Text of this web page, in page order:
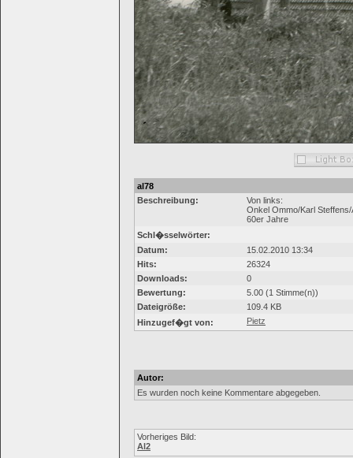
al78
Beschreibung:
Von links:
Onkel Ommo/Karl
60er Jahre
Schl�sselwörter:
Datum:
15.02.2010 13:34
Hits:
26324
Downloads:
0
Bewertung:
5.00 (1 Stimme(n))
Dateigröße:
109.4 KB
Hinzugef�gt von:
Pietz
Autor:
Es wurden noch keine Kommentare abgegeben.
Vorheriges Bild:
Al2